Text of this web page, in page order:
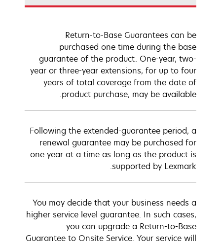
Return-to-Base Guarantees can be
purchased one time during the base
guarantee of the product. One-year, two-
year or three-year extensions, for up to four
years of total coverage from the date of
product purchase, may be available.
Following the extended-guarantee period, a
renewal guarantee may be purchased for
one year at a time as long as the product is
supported by Lexmark.
You may decide that your business needs a
higher service level guarantee. In such cases,
you can upgrade a Return-to-Base
Guarantee to Onsite Service. Your service will